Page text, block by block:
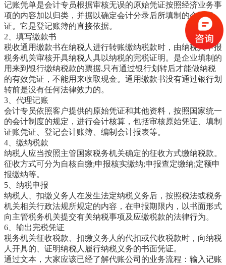
记账凭单是会计专员根据审核无误的原始凭证按照经济业务事
项的内容加以归类，并据以确定会计分录后所填制的会计凭
证。它是登记账簿的直接依据。
2、填写缴款书
税收通用缴款书在纳税人进行转账缴纳税款时，由纳税人申报
税务机关审核开具纳税人具以纳税的完税证明。是企业填制的
用来到银行缴纳税款的票据,只有通过银行划转后才能做纳税
的有效凭证，不能用来收取现金。通用缴款书没有通过银行划
转前是没有任何法律效力的。
3、代理记账
会计专员依照客户提供的原始凭证和其他资料，按照国家统一
的会计制度的规定，进行会计核算，包括审核原始凭证、填制
证账凭证、登记会计账簿、编制会计报表等。
4、缴纳税款
纳税人应当按照主管国家税务机关确定的征收方式缴纳税款。
征收方式可分为自核自缴;申报核实缴纳;申报查定缴纳;定额申
报缴纳等。
5、纳税申报
纳税人、扣缴义务人在发生法定纳税义务后，按照税法或税务
机关相关行政法规所规定的内容，在申报期限内，以书面形式
向主管税务机关提交有关纳税事项及应缴税款的法律行为。
6、输出完税凭证
税务机关征收税款、扣缴义务人的代扣或代收税款时，向纳税
人开具的、证明纳税人履行纳税义务的书面凭证。
通过文本，大家应该已经了解代账公司的业务流程：输入记账